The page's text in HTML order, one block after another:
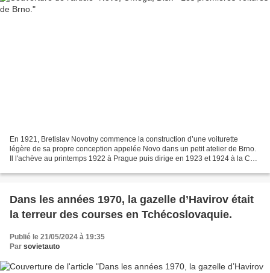
En 1921, Bretislav Novotny commence la construction d’une voiturette
légère de sa propre conception appelée Novo dans un petit atelier de Brno.
Il l'achève au printemps 1922 à Prague puis dirige en 1923 et 1924 à la CZ
Dans les années 1970, la gazelle d’Havirov était
la terreur des courses en Tchécoslovaquie.
Publié le 21/05/2024 à 19:35
Par sovietauto